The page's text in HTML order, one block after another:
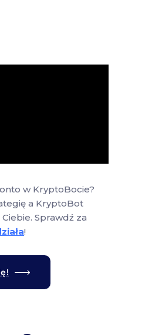
w KryptoBocie?
a KryptoBot
Sprawdź za
!